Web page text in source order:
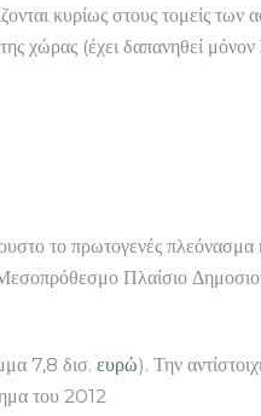
κυρίως στους τομείς
χώρας (έχει δαπανηθεί
το πρωτογενές πλεόνασμα
Πλαίσιο
7,8 δισ. ευρώ). Την
του 2012